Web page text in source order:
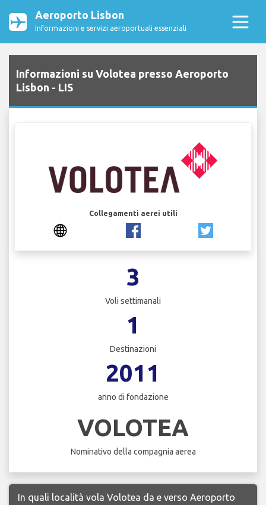
Aeroporto Lisbon
Informazioni e servizi aeroportuali essenziali
Informazioni su Volotea presso Aeroporto
Lisbon - LIS
Collegamenti aerei utili
3
Voli settimanali
1
Destinazioni
2011
anno di fondazione
VOLOTEA
Nominativo della compagnia aerea
In quali località vola Volotea da e verso Aeroporto